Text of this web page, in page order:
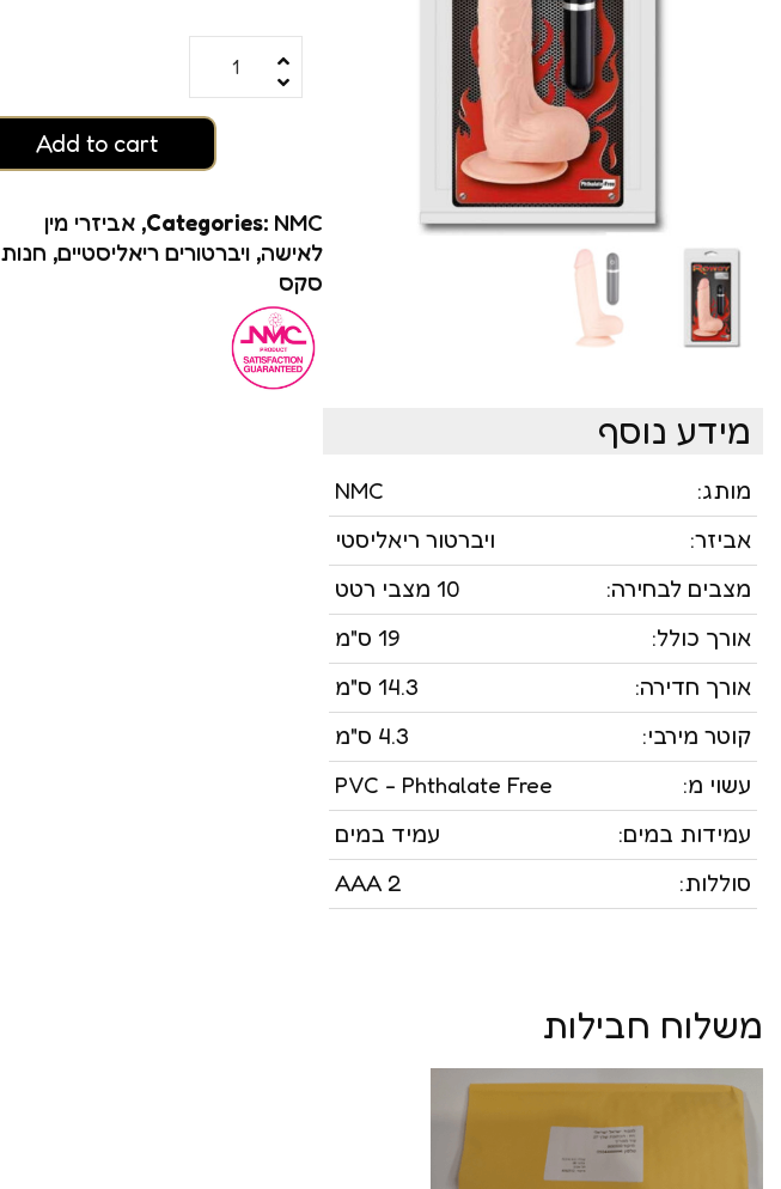
ויברטורים ריאליסטיים
רוקט פוקט
שואבים ויונקים
משאבות לנשים
פרפרים וממריצי אורגזמה
מידע נוסף
מותג:
NMC
אביזר:
ויברטור ריאליסטי
מצבים לבחירה:
10 מצבי רטט
אורך כולל:
19 ס"מ
אורך חדירה:
14.3 ס"מ
קוטר מירבי:
4.3 ס"מ
עשוי מ:
PVC - Phthalate Free
עמידות במים:
עמיד במים
סוללות:
2 AAA
Add to cart
Categories: NMC
, אביזרי מין
לאישה, ויברטורים ריאליסטיים, חנות
סקס
משלוח חבילות